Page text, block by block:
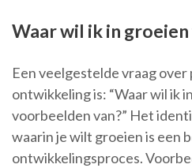
Waar wil ik in
Een veelgestelde vraag over
ontwikkeling is: “Waar wil ik
voorbeelden van?” Het
waarin je wilt groeien is een
ontwikkelingsproces.